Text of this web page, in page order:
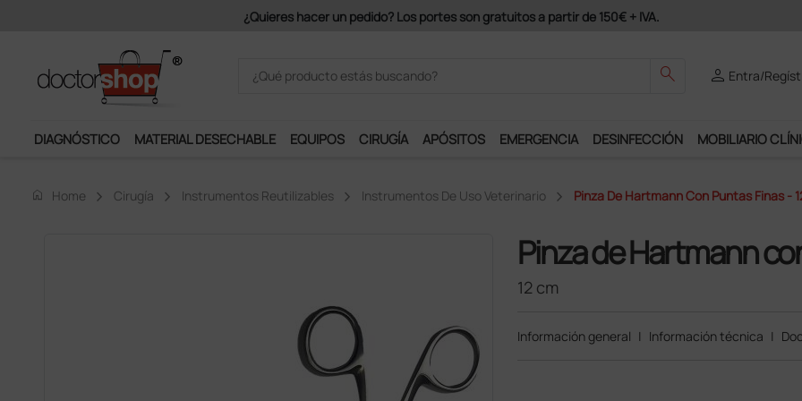
Únete al programa Ds Plus y podrás disfrutar de muchos
search person Entra/
DIAGNÓSTICO MATERIAL DESECHABLE EQUIPOS CIRUGÍA APÓSITOS EMERGENCIA DESINFECCIÓN MOBILIARIO
home Home Cirugía Instrumentos Reutilizables Instrumentos De Uso Veterinario Pinza De Hartmann Con Puntas Finas -
Pinza de Hartmann
12 cm
Información general | Información técnica |